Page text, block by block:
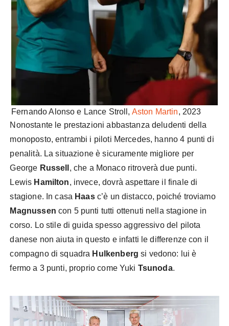
Fernando Alonso e Lance Stroll, Aston Martin, 2023
Nonostante le prestazioni abbastanza deludenti della
monoposto, entrambi i piloti Mercedes, hanno 4 punti di
penalità. La situazione è sicuramente migliore per
George Russell , che a Monaco ritroverà due punti.
Lewis Hamilton, invece, dovrà aspettare il finale di
stagione. In casa Haasc’è un distacco, poiché troviamo
Magnussen con 5 punti tutti ottenuti nella stagione in
corso. Lo stile di guida spesso aggressivo del pilota
danese non aiuta in questo e infatti le differenze con il
compagno di squadra Hulkenberg si vedono: lui è
fermo a 3 punti, proprio come Yuki Tsunoda.